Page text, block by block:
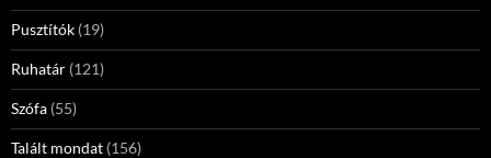
Pusztítók (19)
Ruhatár (121)
Szófa (55)
Talált mondat (156)